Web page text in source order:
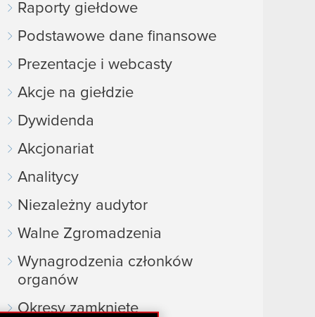
Raporty giełdowe
Podstawowe dane finansowe
Prezentacje i webcasty
Akcje na giełdzie
Dywidenda
Akcjonariat
Analitycy
Niezależny audytor
Walne Zgromadzenia
Wynagrodzenia członków
organów
Okresy zamknięte